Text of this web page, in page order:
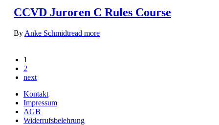
CCVD Juroren C Rules Course
By Anke Schmidtread more
1
2
next
Kontakt
Impressum
AGB
Widerrufsbelehrung